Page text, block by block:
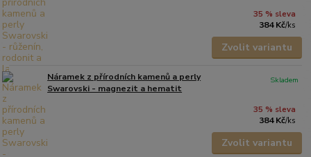
35 % sleva
384 Kč/ks
Zvolit variantu
Náramek z přírodních kamenů a perly
Swarovski - magnezit a hematit
35 % sleva
384 Kč/ks
Skladem
Zvolit variantu